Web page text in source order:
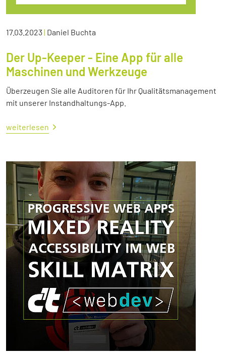
17.03.2023| Daniel Buchta
Der Up-Keeper - Eine App für alle
Maschinen und Werkzeuge
Überzeugen Sie alle Auditoren für Ihr Qualitätsmanagement
mit unserer Instandhaltungs-App.
weiterlesen